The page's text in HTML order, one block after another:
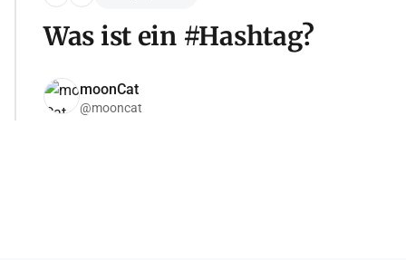
Was ist ein #Hashtag?
moonCat
@mooncat